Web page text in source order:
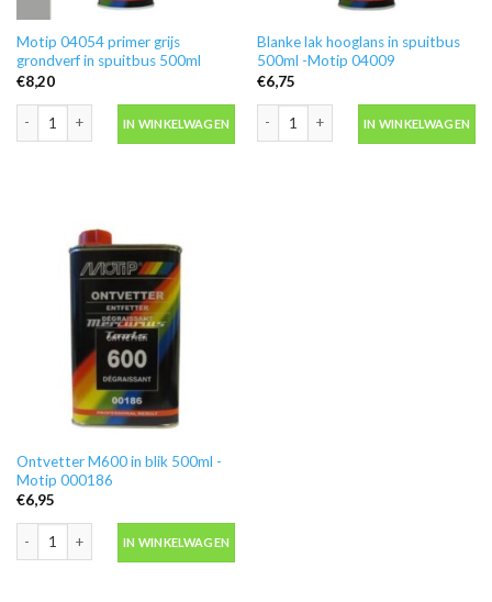
Motip 04054 primer grijs
grondverf in spuitbus 500ml
€8,20
IN WINKELWAGEN
Blanke lak hooglans in spuitbus
500ml -Motip 04009
€6,75
IN WINKELWAGEN
Ontvetter M600 in blik 500ml -
Motip 000186
€6,95
Ontvetter M600 in blik 500ml -Motip 000186 aantal
IN WINKELWAGEN